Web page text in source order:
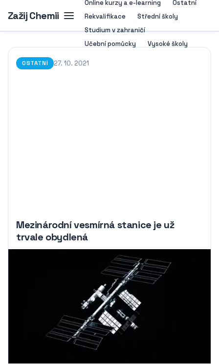
Zažij Chemii
Online kurzy a e-learning
Ostatní
Rekvalifikace
Střední školy
Studium v zahraničí
Učební pomůcky
Vysoké školy
OSTATNÍ 27. 10. 2021
Mezinárodní vesmírná stanice je už
trvale obydlená